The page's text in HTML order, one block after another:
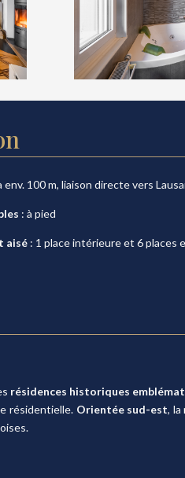
env. 100 m, liaison directe vers
: à pied
aisé : 1 place intérieure et 6 places
résidences historiques
résidentielle. Orientée sud-est, la